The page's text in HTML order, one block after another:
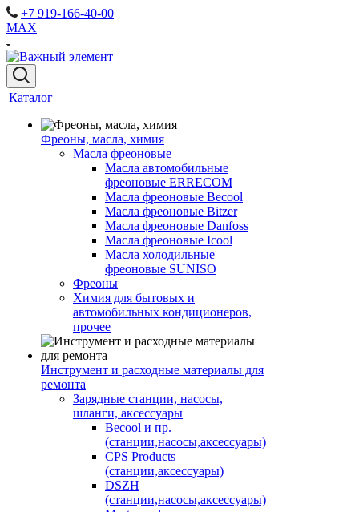
+7 919-166-40-00
MAX
Каталог
Фреоны, масла, химия
Масла фреоновые
Масла автомобильные
фреоновые ERRECOM
Масла фреоновые Becool
Масла фреоновые Bitzer
Масла фреоновые Danfoss
Масла фреоновые Icool
Масла холодильные
фреоновые SUNISO
Фреоны
Химия для бытовых и
автомобильных кондиционеров,
прочее
Инструмент и расходные материалы для
ремонта
Зарядные станции, насосы,
шланги, аксессуары
Becool и пр.
(станции,насосы,аксессуары)
CPS Products
(станции,аксессуары)
DSZH
(станции,насосы,аксессуары)